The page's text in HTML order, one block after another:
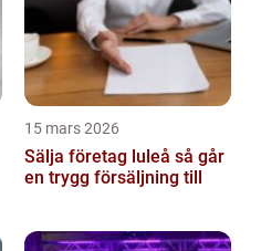
15 mars 2026
Sälja företag luleå så går
en trygg försäljning till